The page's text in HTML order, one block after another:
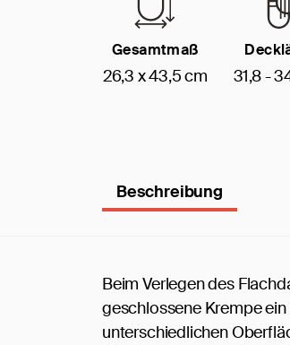
Gesamtmaß
26,3 x 43,5 cm 31,8 -
Beschreibung
Beim Verlegen des
geschlossene Krempe
unterschiedlichen